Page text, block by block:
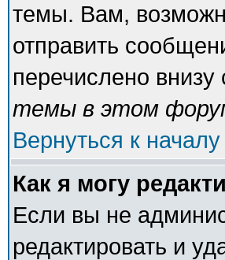
темы. Вам,
отправить
перечислено
темы в этом
Вернуться к началу
Как я могу
Если вы не
редактировать и